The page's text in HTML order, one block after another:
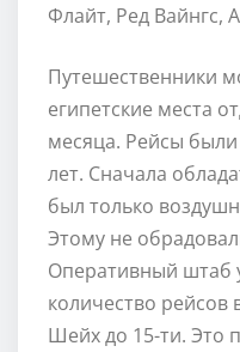
Флайт, Ред Вайнгс,
Путешественники
египетские места
месяца. Рейсы
лет. Сначала
был только
Этому не
Оперативный штаб
количество рейсов
Шейх до 15-ти. Это